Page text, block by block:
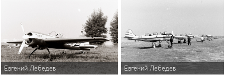
Евгений Лебедев Евгений Лебедев